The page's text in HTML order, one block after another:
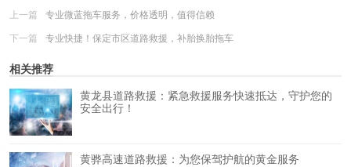
上一篇
专业微蓝拖车服务，价格透明，值得信赖
下一篇
专业快捷！保定市区道路救援，补胎换胎拖车
相关推荐
黄龙县道路救援：紧急救援服务快速抵达，守护您的
安全出行！
黄骅高速道路救援：为您保驾护航的黄金服务